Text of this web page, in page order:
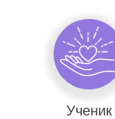
Ученик